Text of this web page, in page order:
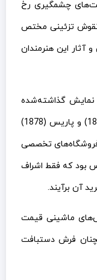
چشمگیری رخ
تزئینی مختص
آثار این هنرمندان
نمایش گذاشته‌شده
در نمایشگاه‌های جهانی در وین (1873، 1890) و پاریس (1878)
فروشگاه‌های تخصصی
بود که فقط اشراف
آن برآیند.
ماشینی قیمت
فرش دستبافت